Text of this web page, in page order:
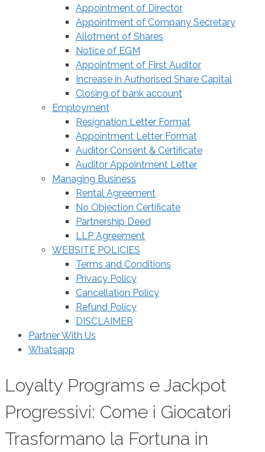
Appointment of Director
Appointment of Company Secretary
Allotment of Shares
Notice of EGM
Appointment of First Auditor
Increase in Authorised Share Capital
Closing of bank account
Employment
Resignation Letter Format
Appointment Letter Format
Auditor Consent & Certificate
Auditor Appointment Letter
Managing Business
Rental Agreement
No Objection Certificate
Partnership Deed
LLP Agreement
WEBSITE POLICIES
Terms and Conditions
Privacy Policy
Cancellation Policy
Refund Policy
DISCLAIMER
Partner With Us
Whatsapp
Loyalty Programs e Jackpot
Progressivi: Come i Giocatori
Trasformano la Fortuna in